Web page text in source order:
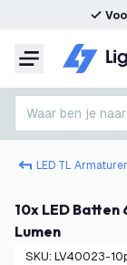
Menu
Waar ben je
LED TL
10x LED Batten 60 cm - 15W - 120lm/W - 6500K - 1800
Lumen
SKU: LV40023-